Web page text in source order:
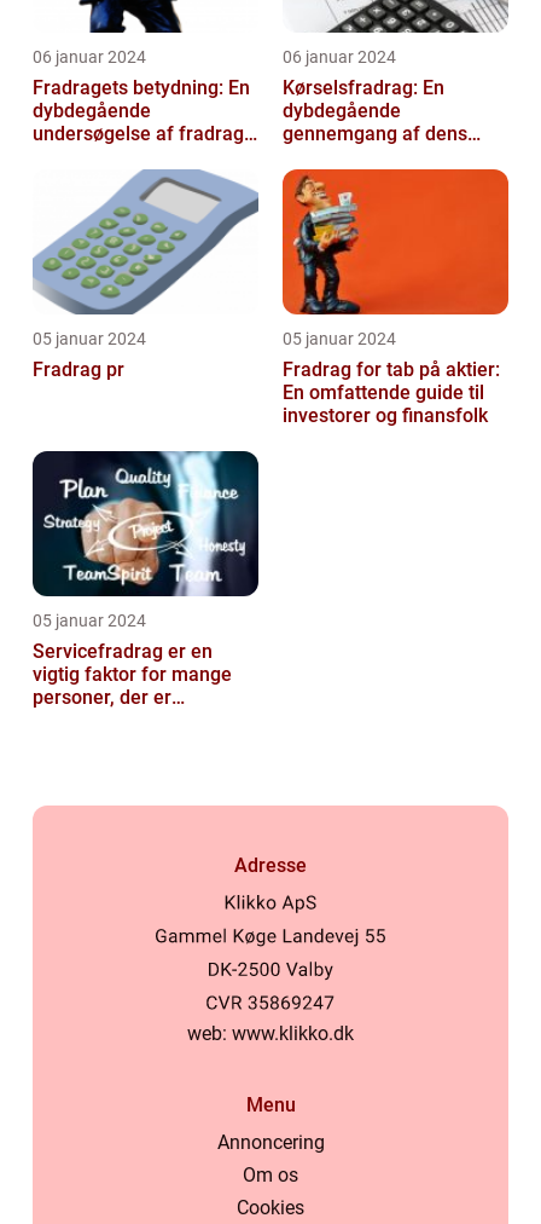
06 januar 2024
Fradragets betydning: En
dybdegående
undersøgelse af fradrag
06 januar 2024
Kørselsfradrag: En
dybdegående
gennemgang af dens
over tid
05 januar 2024
Fradrag pr
05 januar 2024
Fradrag for tab på aktier:
En omfattende guide til
investorer og finansfolk
05 januar 2024
Servicefradrag er en
vigtig faktor for mange
personer, der er
Adresse
web: www.klikko.dk
Menu
Annoncering
Om os
Cookies